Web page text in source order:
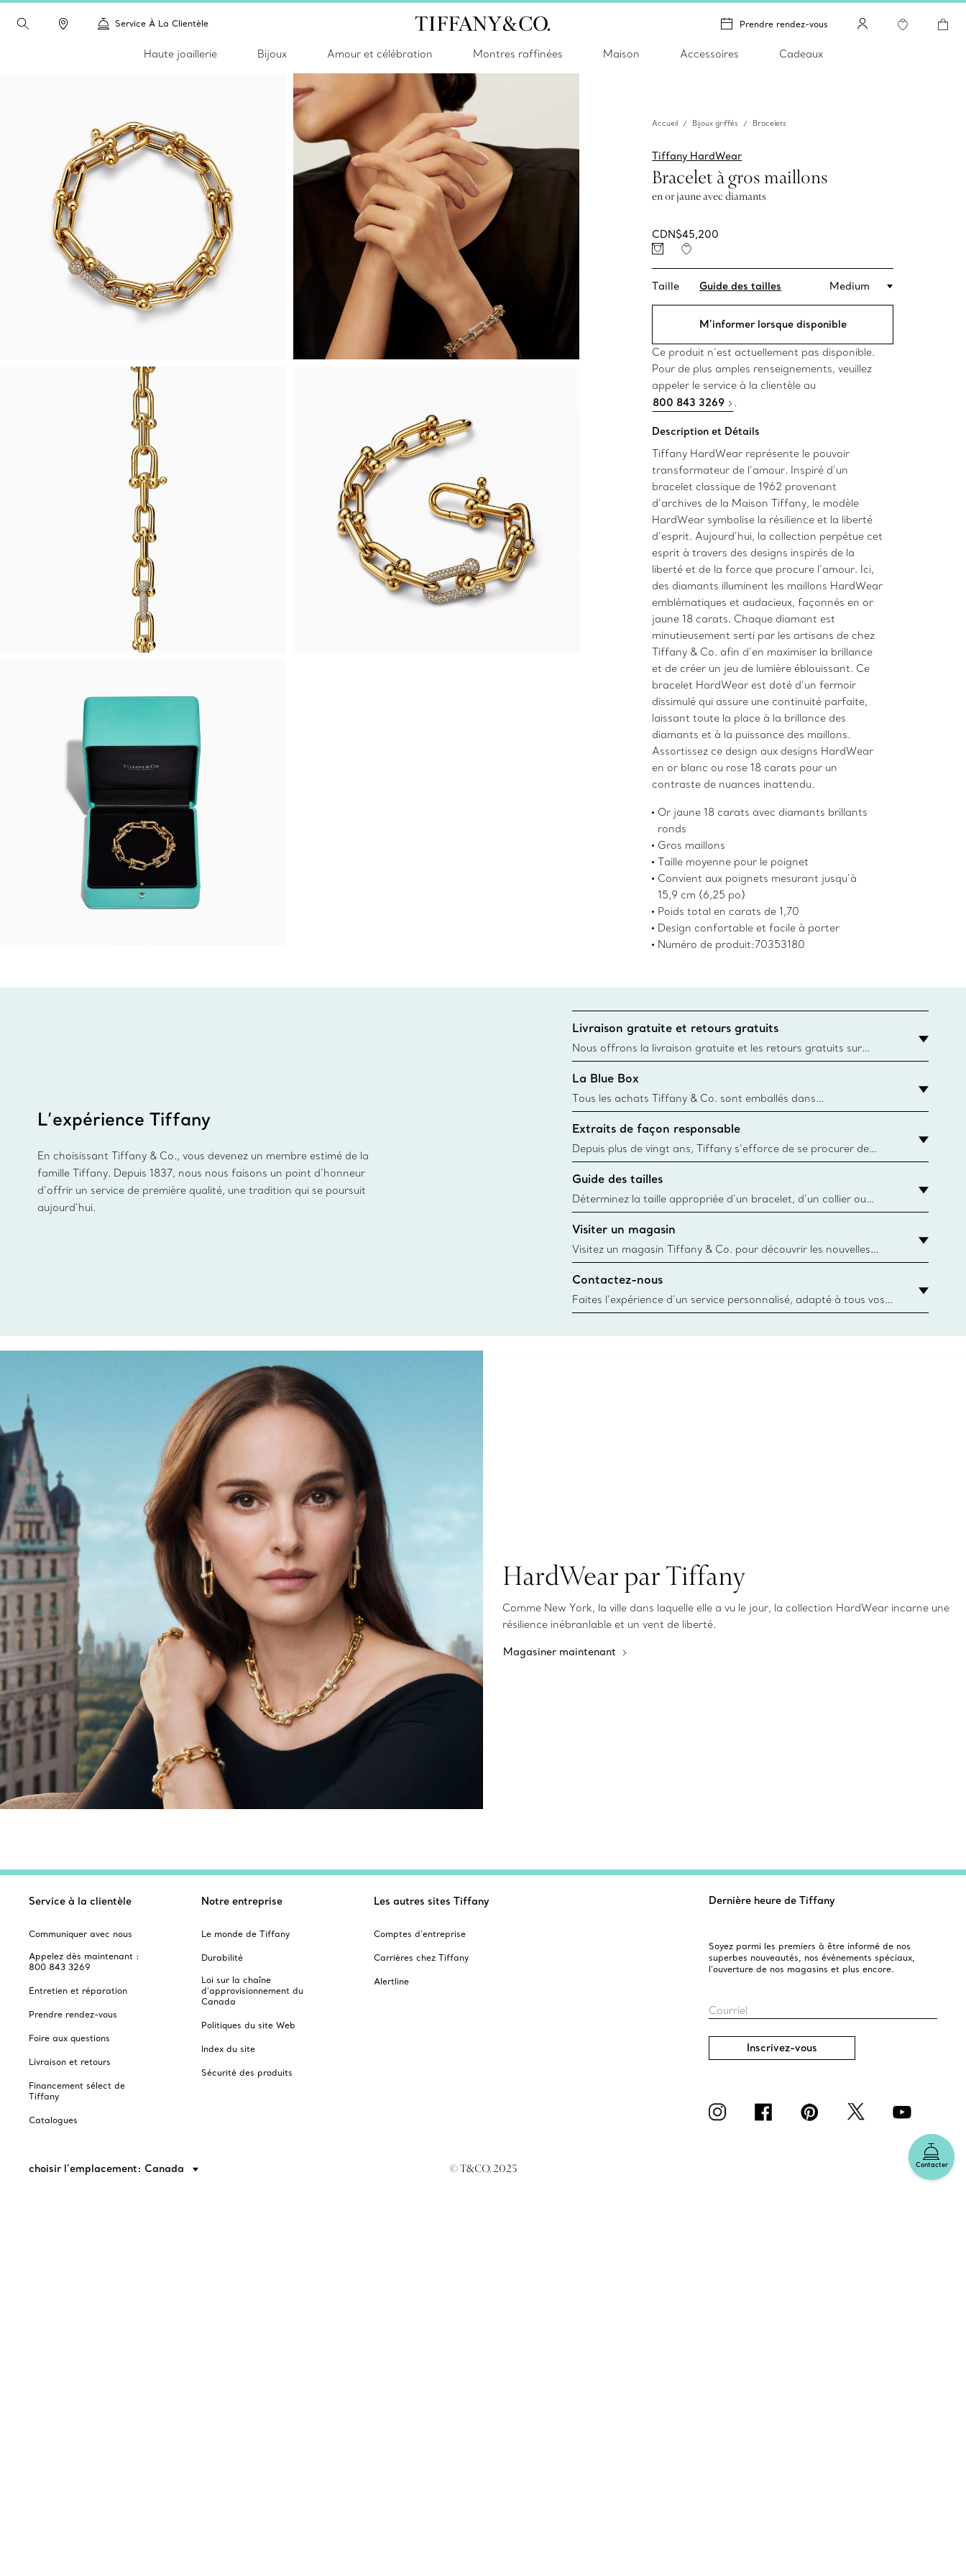
Service À La Clientèle Prendre rendez-vous
Haute joaillerie Bijoux Amour et célébration Montres raffinées Maison Accessoires Cadeaux
Accueil Bijoux griffés Bracelets
Tiffany HardWear
Bracelet à gros maillons
en or jaune avec diamants
CDN$45,200
Taille Guide des tailles Medium
M’informer lorsque disponible
Ce produit n’est actuellement pas disponible.
Pour de plus amples renseignements, veuillez
appeler le service à la clientèle au
800 843 3269
.
Description et Détails
Tiffany HardWear représente le pouvoir
transformateur de l’amour. Inspiré d’un
bracelet classique de 1962 provenant
d’archives de la Maison Tiffany, le modèle
HardWear symbolise la résilience et la liberté
d’esprit. Aujourd’hui, la collection perpétue cet
esprit à travers des designs inspirés de la
liberté et de la force que procure l’amour. Ici,
des diamants illuminent les maillons HardWear
emblématiques et audacieux, façonnés en or
jaune 18 carats. Chaque diamant est
minutieusement serti par les artisans de chez
Tiffany & Co. afin d’en maximiser la brillance
et de créer un jeu de lumière éblouissant. Ce
bracelet HardWear est doté d’un fermoir
dissimulé qui assure une continuité parfaite,
laissant toute la place à la brillance des
diamants et à la puissance des maillons.
Assortissez ce design aux designs HardWear
en or blanc ou rose 18 carats pour un
contraste de nuances inattendu.
Or jaune 18 carats avec diamants brillants
ronds
Gros maillons
Taille moyenne pour le poignet
Convient aux poignets mesurant jusqu’à
15,9 cm (6,25 po)
Poids total en carats de 1,70
Design confortable et facile à porter
Numéro de produit:70353180
L’expérience Tiffany
En choisissant Tiffany & Co., vous devenez un membre estimé de la
famille Tiffany. Depuis 1837, nous nous faisons un point d’honneur
d’offrir un service de première qualité, une tradition qui se poursuit
aujourd’hui.
Livraison gratuite et retours gratuits
Nous offrons la livraison gratuite et les retours gratuits sur
toutes les commandes Tiffany & Co. passées sur le site Web
canadien et dont la destination est l’adresse d’un particulier.
La Blue Box
Tous les achats Tiffany & Co. sont emballés dans
une Tiffany Blue Box. Bien que l'histoire de cet emballage célèbre
remonte à 1886, toutes les Blue Box et sacs sont aujourd'hui
fabriqués à partir de papier provenant de sources durables et de
matières
Extraits de façon responsable
Depuis plus de vingt ans, Tiffany s’efforce de se procurer de
façon responsable les matériaux précieux utilisés dans la
fabrication de ses bijoux. En apprendre davantage
Guide des tailles
Déterminez la taille appropriée d’un bracelet, d’un collier ou
d’une bague grâce au guide des tailles de Tiffany & Co.
Visiter un magasin
Visitez un magasin Tiffany & Co. pour découvrir les nouvelles
créations, les collections emblématiques et bien plus encore.
Trouver le magasin le plus près
Contactez-nous
Faites l’expérience d’un service personnalisé, adapté à tous vos
besoins par les conseillers à la clientèle Tiffany & Co. Que ce soit
HardWear par Tiffany
Comme New York, la ville dans laquelle elle a vu le jour, la collection HardWear incarne une
résilience inébranlable et un vent de liberté.
Magasiner maintenant
Contacter
Service à la clientèle
Communiquer avec nous
Appelez dès maintenant :
800 843 3269
Entretien et réparation
Prendre rendez-vous
Foire aux questions
Livraison et retours
Financement sélect de
Tiffany
Catalogues
Notre entreprise
Le monde de Tiffany
Durabilité
Loi sur la chaîne
d'approvisionnement du
Canada
Politiques du site Web
Index du site
Sécurité des produits
Les autres sites Tiffany
Comptes d’entreprise
Carrières chez Tiffany
Alertline
Dernière heure de Tiffany
Soyez parmi les premiers à être informé de nos
superbes nouveautés, nos événements spéciaux,
l’ouverture de nos magasins et plus encore.
Courriel
Inscrivez-vous
choisir l’emplacement: Canada © T&CO. 2025